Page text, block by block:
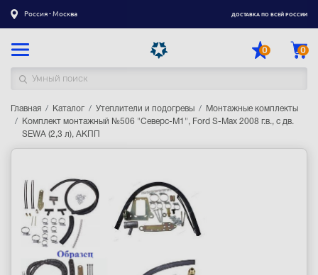
Россия - Москва ДОСТАВКА ПО ВСЕЙ РОССИИ
0 0
Каталог товаров
Оплата
Гарантия
Главная Каталог Утеплители и подогревы
Монтажные комплекты
Комплект монтажный №506 "Северс-М1", Ford S-Max 2008 г.в., с дв.
SEWA (2,3 л), АКПП